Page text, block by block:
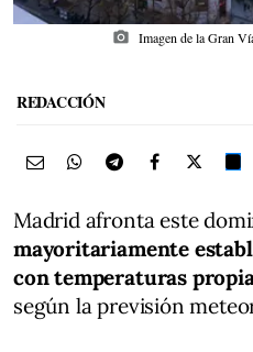
photo_camera Imagen de la Gran
REDACCIÓN
Madrid afronta este
mayoritariamente
con temperaturas
según la previsión